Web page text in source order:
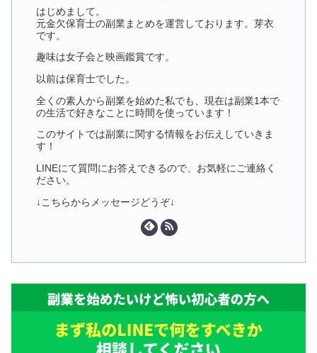
はじめまして。
元金欠保育士の副業まとめを運営しております。芽衣
です。
趣味は女子会と映画鑑賞です。
以前は保育士でした。
全くの素人から副業を始めた私でも、現在は副業1本で
の生活で好きなことに時間を使っています！
このサイトでは副業に関する情報をお伝えしていきま
す！
LINEにて質問にお答えできるので、お気軽にご連絡く
ださい。
↓こちらからメッセージどうぞ↓